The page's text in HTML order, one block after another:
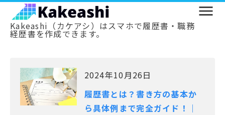
Kakeashi（カケアシ）はスマホで履歴書・職務
経歴書を作成できます。
2024年10月26日
履歴書とは？書き方の基本か
ら具体例まで完全ガイド！｜